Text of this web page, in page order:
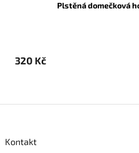
Plstěná domečková
320 Kč
Kontakt